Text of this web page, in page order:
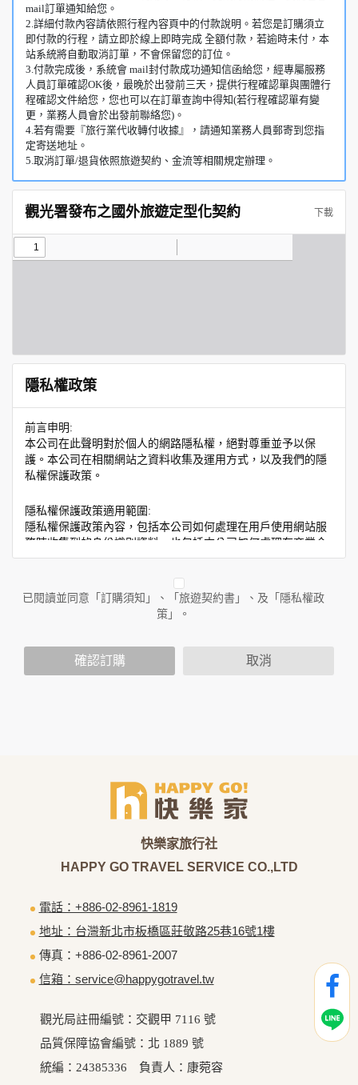
mail訂單通知給您。
2.詳細付款內容請依照行程內容頁中的付款說明。若您是訂購須立
即付款的行程，請立即於線上即時完成 全額付款，若逾時未付，本
站系統將自動取消訂單，不會保留您的訂位。
3.付款完成後，系統會 mail封付款成功通知信函給您，經專屬服務
人員訂單確認OK後，最晚於出發前三天，提供行程確認單與團體行
程確認文件給您，您也可以在訂單查詢中得知(若行程確認單有變
更，業務人員會於出發前聯絡您)。
4.若有需要『旅行業代收轉付收據』，請通知業務人員郵寄到您指
定寄送地址。
5.取消訂單/退貨依照旅遊契約、金流等相關規定辦理。
觀光署發布之國外旅遊定型化契約 下載
隱私權政策
前言申明:
本公司在此聲明對於個人的網路隱私權，絕對尊重並予以保
護。本公司在相關網站之資料收集及運用方式，以及我們的隱
私權保護政策。
隱私權保護政策適用範圍:
隱私權保護政策內容，包括本公司如何處理在用戶使用網站服
務時收集到的身份識別資料，也包括本公司如何處理在商業合
作與本公司合作時分享的任何身份識別資料。隱私權保護政策
人員。例如您透過本公司旗下網站上的廣告廠商連結，這些置
放連結的廠商也可能蒐集您個人的資料。對於您主動提供的個
人資訊，這些廣告廠商或連結網站有其個別的隱私權保護政
您個人在本網站上的聊天室或討論區中任意公開個人資料的行
您所提供的姓名、電子郵件地址、聯絡方式及使用時間等。
於一般瀏覽時，伺服器會自行記錄相關行徑，包括您使用連線
設備的 IP 位址、使用時間、使用的瀏覽器、瀏覽及點選資料記
錄等，做為我們增進網站服務的參考依據，此記錄為內部應
為提供精確的服務，我們會將收集的問卷調查內容進行統計與
外，我們會視需要公佈統計數據及說明文字，但不涉及特定個
人之資料。
除非取得您的同意或其他法令之特別規定，本網站絕不會將您
的個人資料揭露予第三人或使用於蒐集目的以外之其他用途。
在您於本網站註冊帳號、使用本網站相關產品、服務、活動或
贈獎時，本網站會收集您的個人識別資料，本網站也可以從商
當客戶在本網站註冊時，我們會取得您的姓名、電話、住址、
身份證字號、電子郵件、出生日期、性別、行業等相關資料，
當您註冊成功，並登入使用我們的服務後，我們即取得您的資
料。註冊時，本網站取得您的姓名、電話、住址、身份證字
號、電子郵件、出生日期、性別、行業等相關資料，當您註冊
已閱讀並同意「訂購須知」、「旅遊契約書」、及「隱私權政
策」。
確認訂購 取消
電話：+886-02-8961-1819
地址：台灣新北市板橋區莊敬路25巷16號1樓
傳真：+886-02-8961-2007
信箱：service@happygotravel.tw
觀光局註冊編號：交觀甲 7116 號
品質保障協會編號：北 1889 號
統編：24385336 負責人：康菀容